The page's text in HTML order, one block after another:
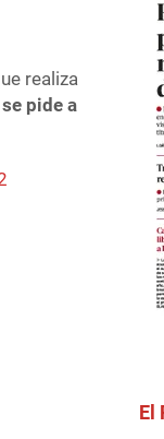
realiza
se pide a
El